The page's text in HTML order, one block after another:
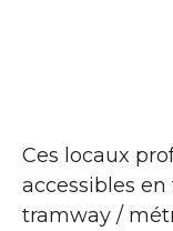
Ces locaux
accessibles
tramway /